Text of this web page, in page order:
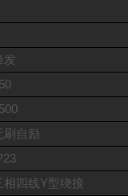
发
刷自励
相四线Y型绕接